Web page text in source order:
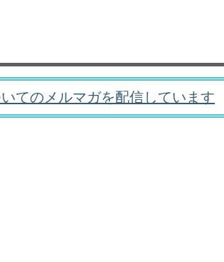
てのメルマガを配信しています